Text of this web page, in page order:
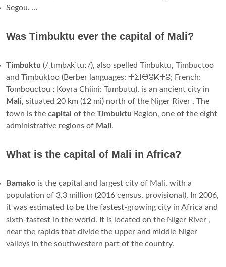
Segou. ...
Was Timbuktu ever the capital of Mali?
Timbuktu (/ˌtɪmbʌkˈtuː/), also spelled Tinbuktu, Timbuctoo
and Timbuktoo (Berber languages: ⵜⵉⵏⴱⵓⴽⵜⵓ; French:
Tombouctou ; Koyra Chiini: Tumbutu), is an ancient city in
Mali, situated 20 km (12 mi) north of the Niger River . The
town is the capital of the Timbuktu Region, one of the eight
administrative regions of Mali.
What is the capital of Mali in Africa?
Bamako is the capital and largest city of Mali, with a
population of 3.3 million (2016 census, provisional). In 2006,
it was estimated to be the fastest-growing city in Africa and
sixth-fastest in the world. It is located on the Niger River ,
near the rapids that divide the upper and middle Niger
valleys in the southwestern part of the country.